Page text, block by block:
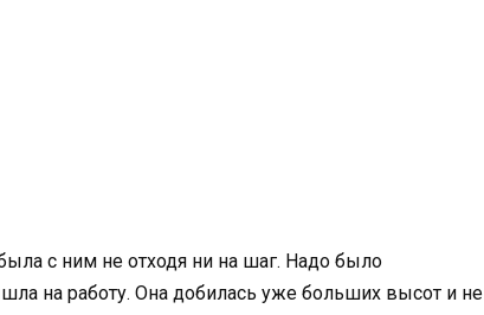
с ним не отходя ни на шаг. Надо было
на работу. Она добилась уже больших высот и не